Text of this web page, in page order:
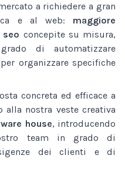
a richiedere a gran
e al web: maggiore
concepite su misura,
di automatizzare
per organizzare specifiche
concreta ed efficace a
alla nostra veste creativa
house, introducendo
team in grado di
dei clienti e di